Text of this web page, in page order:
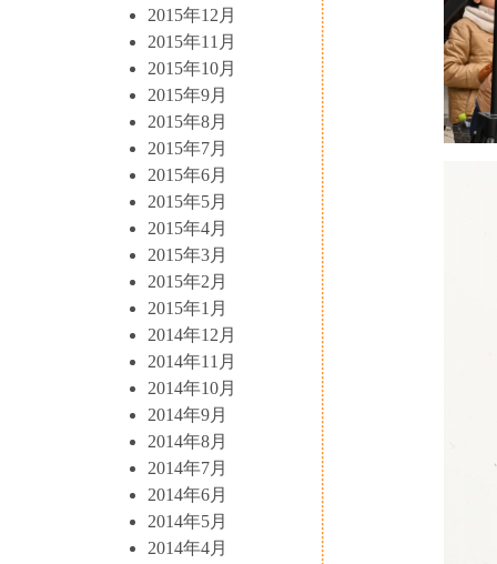
2015年12月
2015年11月
2015年10月
2015年9月
2015年8月
2015年7月
2015年6月
2015年5月
2015年4月
2015年3月
2015年2月
2015年1月
2014年12月
2014年11月
2014年10月
2014年9月
2014年8月
2014年7月
2014年6月
2014年5月
2014年4月